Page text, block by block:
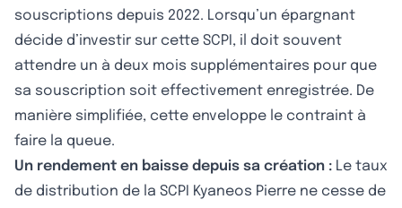
souscriptions depuis 2022. Lorsqu’un épargnant
décide d’investir sur cette SCPI, il doit souvent
attendre un à deux mois supplémentaires pour que
sa souscription soit effectivement enregistrée. De
manière simplifiée, cette enveloppe le contraint à
faire la queue.
Un rendement en baisse depuis sa création : Le taux
de distribution de la SCPI Kyaneos Pierre ne cesse de